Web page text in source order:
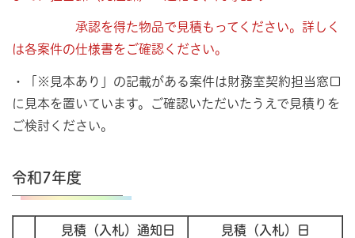
承認を得た物品で見積もってください。詳しく
は各案件の仕様書をご確認ください。
・「※見本あり」の記載がある案件は財務室契約担当窓口
に見本を置いています。ご確認いただいたうえで見積りを
ご検討ください。
令和7年度
見積（入札）通知日 見積（入札）日